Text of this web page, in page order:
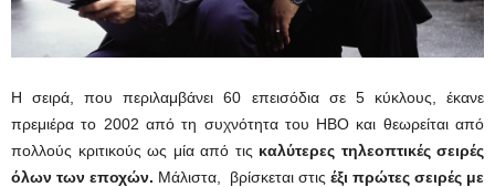
Η σειρά, που περιλαμβάνει 60 επεισόδια σε 5 κύκλους, έκανε
πρεμιέρα το 2002 από τη συχνότητα του ΗΒΟ και θεωρείται από
πολλούς κριτικούς ως μία από τις καλύτερες τηλεοπτικές σειρές
όλων των εποχών. Μάλιστα, βρίσκεται στις έξι πρώτες σειρές με